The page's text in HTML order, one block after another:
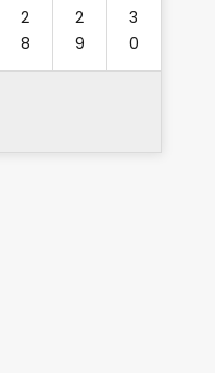
2
8
2
9
3
0